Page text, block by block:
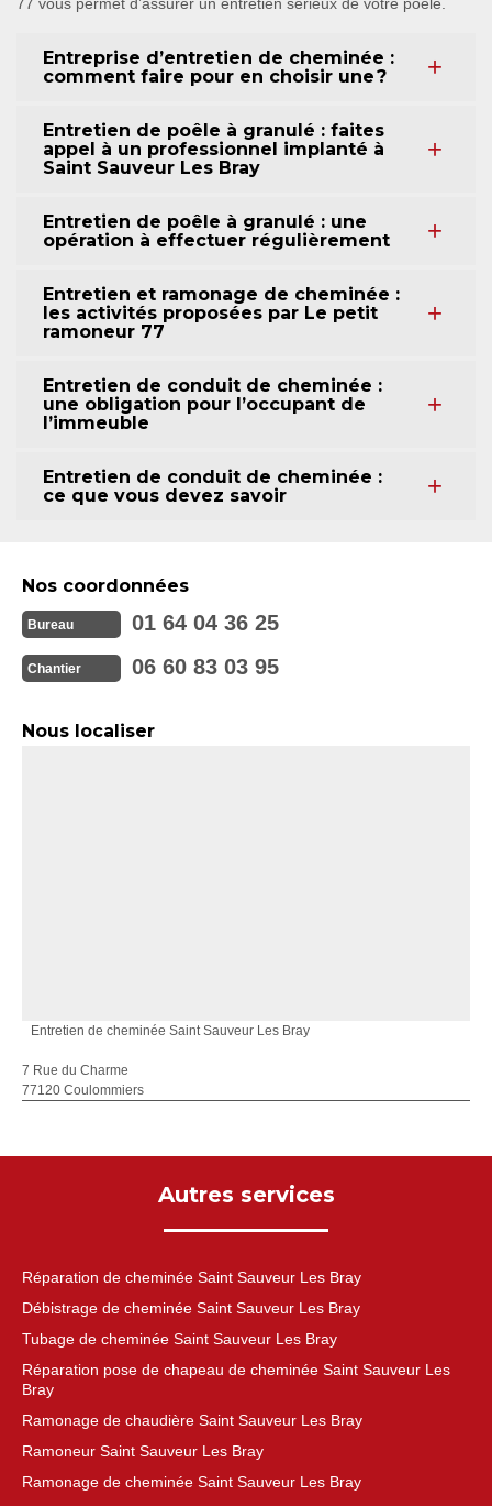
Entreprise d’entretien de cheminée :
comment faire pour en choisir une ?
Entretien de poêle à granulé : faites
appel à un professionnel implanté à
Saint Sauveur Les Bray
Entretien de poêle à granulé : une
opération à effectuer régulièrement
Entretien et ramonage de cheminée :
les activités proposées par Le petit
ramoneur 77
Entretien de conduit de cheminée :
une obligation pour l’occupant de
l’immeuble
Entretien de conduit de cheminée :
ce que vous devez savoir
Nos coordonnées
Bureau 01 64 04 36 25
Chantier 06 60 83 03 95
Nous localiser
Entretien de cheminée Saint Sauveur Les Bray
7 Rue du Charme
77120 Coulommiers
Autres services
Réparation de cheminée Saint Sauveur Les Bray
Débistrage de cheminée Saint Sauveur Les Bray
Tubage de cheminée Saint Sauveur Les Bray
Réparation pose de chapeau de cheminée Saint Sauveur Les
Bray
Ramonage de chaudière Saint Sauveur Les Bray
Ramoneur Saint Sauveur Les Bray
Ramonage de cheminée Saint Sauveur Les Bray